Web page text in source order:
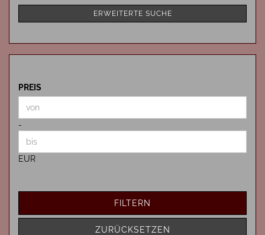
ERWEITERTE SUCHE
PREIS
PREIS
Preis bis
-
EUR
FILTERN
ZURÜCKSETZEN